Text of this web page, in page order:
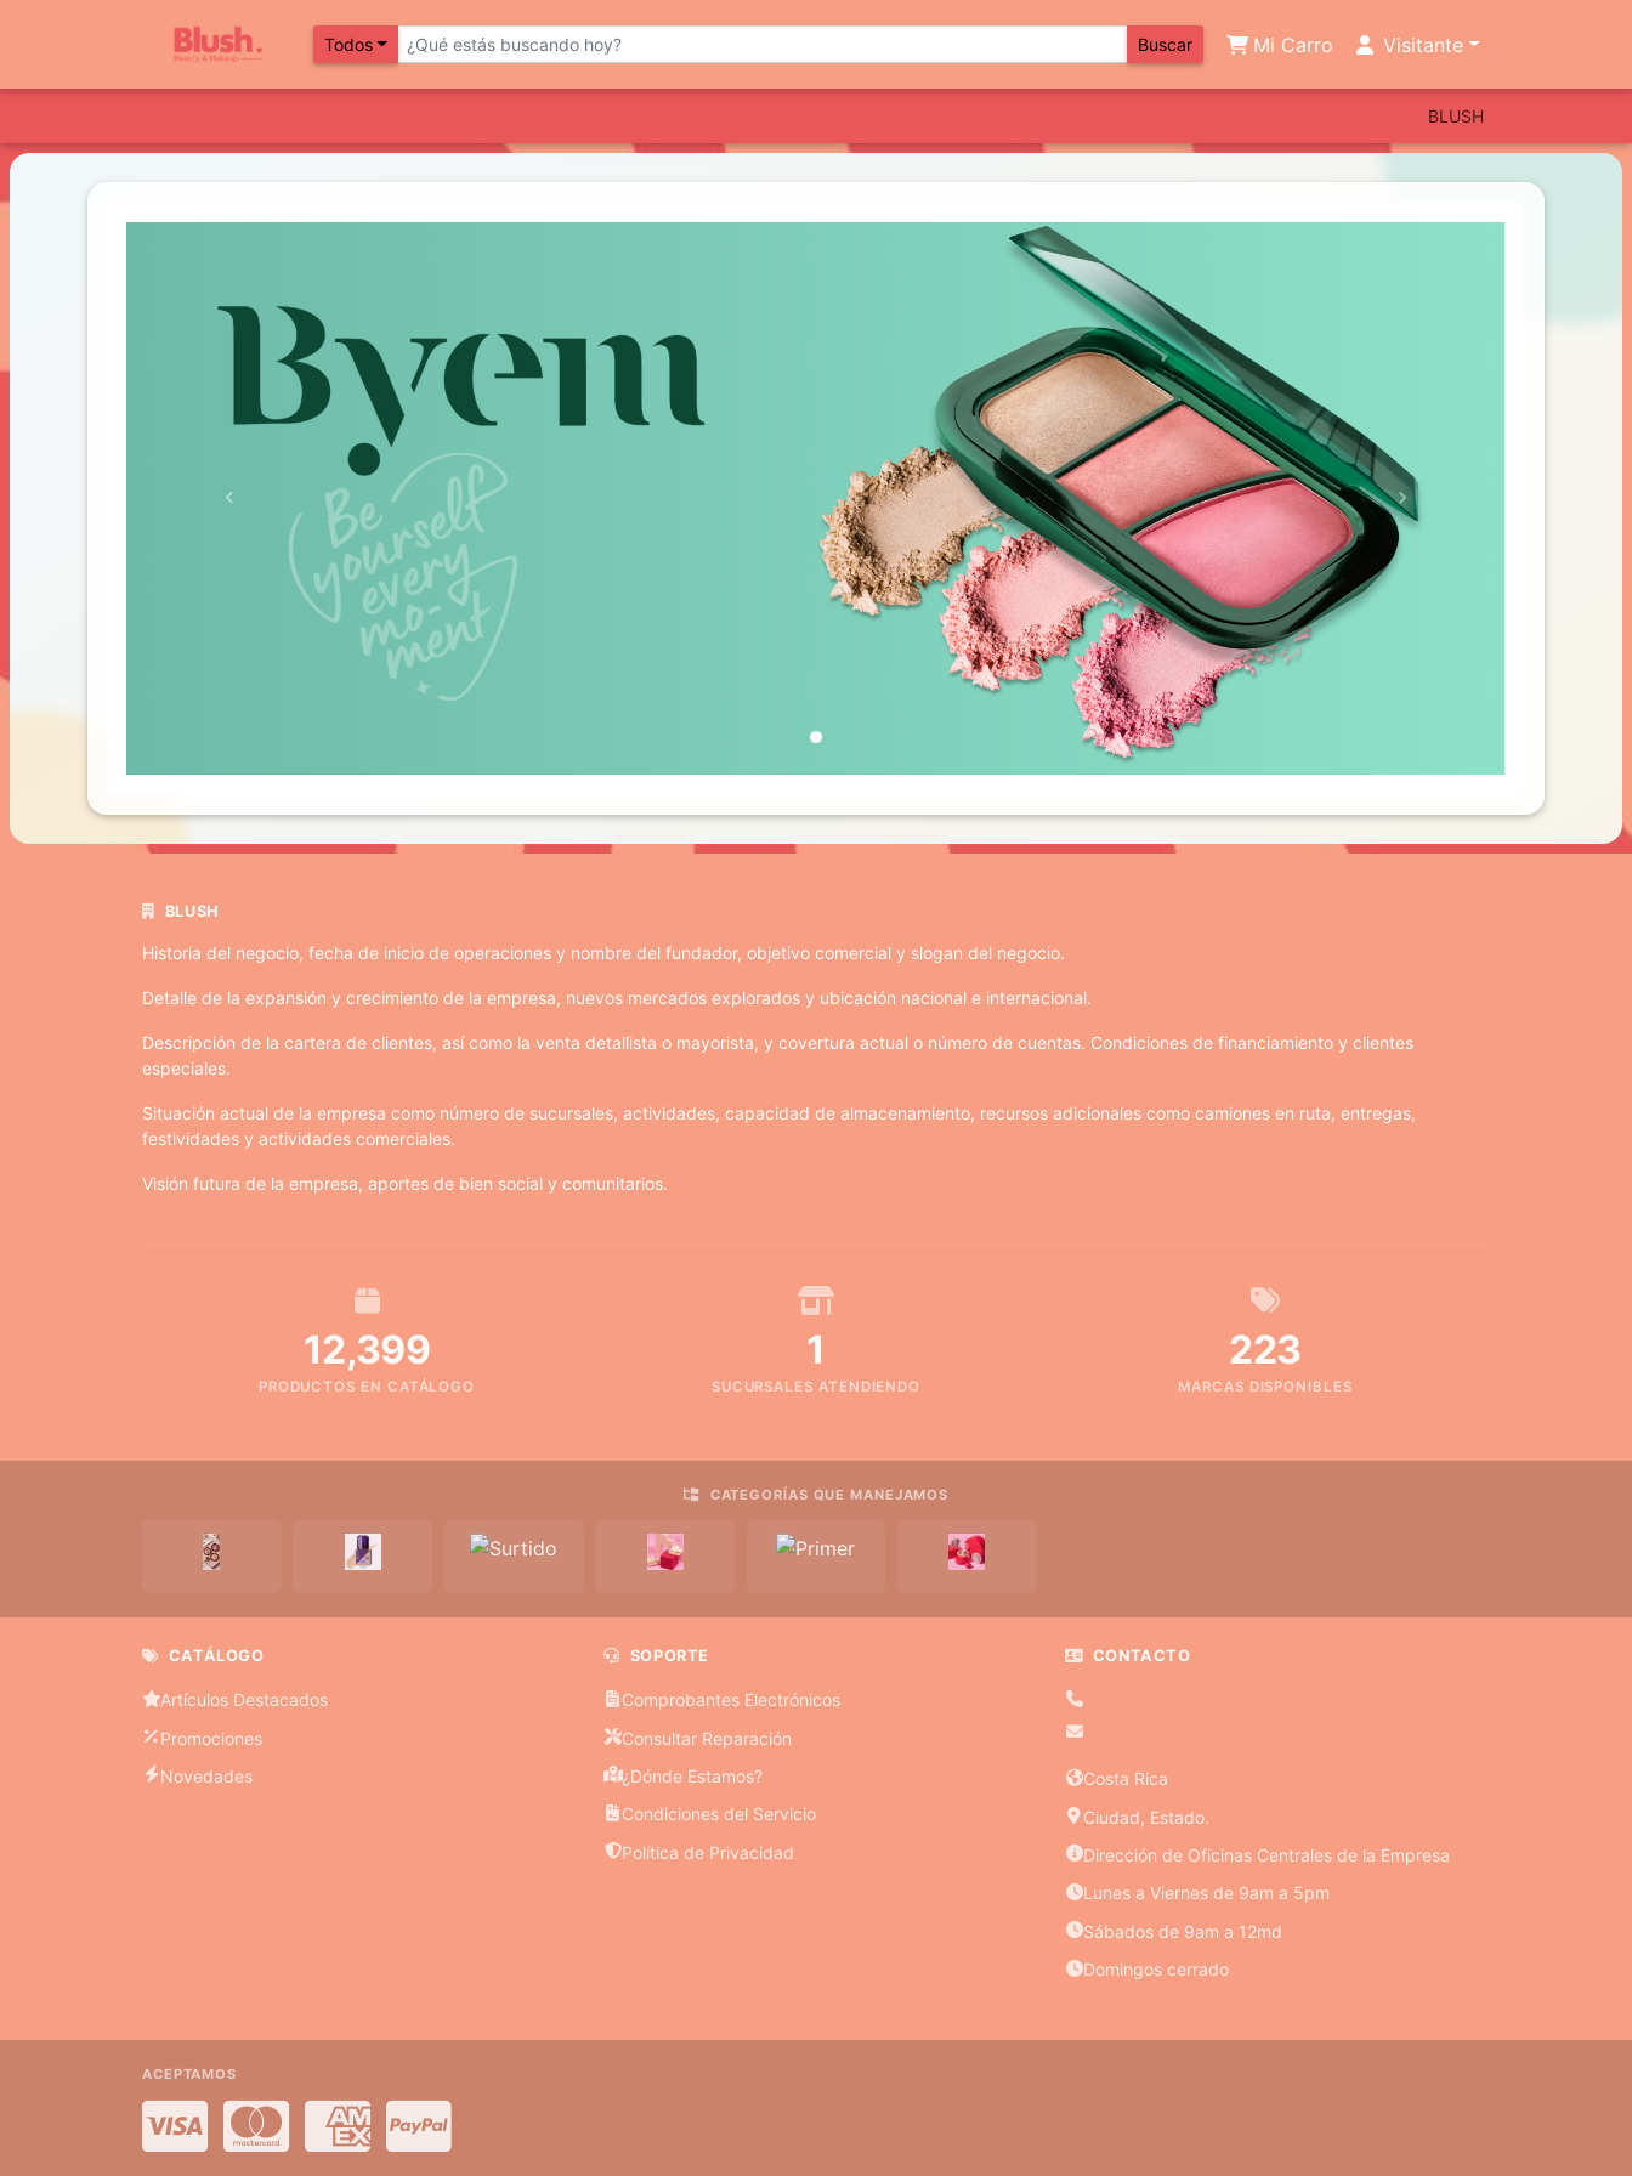
Todos Buscar Mi Carro Visitante
BLUSH
Previous Next
BLUSH
Historia del negocio, fecha de inicio de operaciones y nombre del fundador, objetivo comercial y slogan del negocio.
Detalle de la expansión y crecimiento de la empresa, nuevos mercados explorados y ubicación nacional e internacional.
Descripción de la cartera de clientes, así como la venta detallista o mayorista, y covertura actual o número de cuentas. Condiciones de financiamiento y clientes
especiales.
Situación actual de la empresa como número de sucursales, actividades, capacidad de almacenamiento, recursos adicionales como camiones en ruta, entregas,
festividades y actividades comerciales.
Visión futura de la empresa, aportes de bien social y comunitarios.
12,399
PRODUCTOS EN CATÁLOGO
1
SUCURSALES ATENDIENDO
223
MARCAS DISPONIBLES
CATEGORÍAS QUE MANEJAMOS
CATÁLOGO
Artículos Destacados
Promociones
Novedades
SOPORTE
Comprobantes Electrónicos
Consultar Reparación
¿Dónde Estamos?
Condiciones del Servicio
Política de Privacidad
CONTACTO
Costa Rica
Ciudad, Estado.
Dirección de Oficinas Centrales de la Empresa
Lunes a Viernes de 9am a 5pm
Sábados de 9am a 12md
Domingos cerrado
ACEPTAMOS
Visa MasterCardAmerican Express